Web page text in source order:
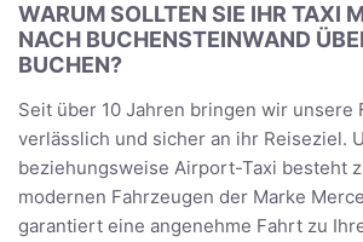
WARUM SOLLTEN SIE IHR TAXI
NACH BUCHENSTEINWAND
BUCHEN?
Seit über 10 Jahren bringen wir unsere
verlässlich und sicher an ihr Reiseziel.
beziehungsweise Airport-Taxi besteht
modernen Fahrzeugen der Marke
garantiert eine angenehme Fahrt zu